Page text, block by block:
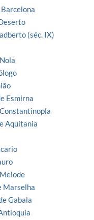
(séc. IX)
Esmirna
Aquitania
Marselha
Gabala